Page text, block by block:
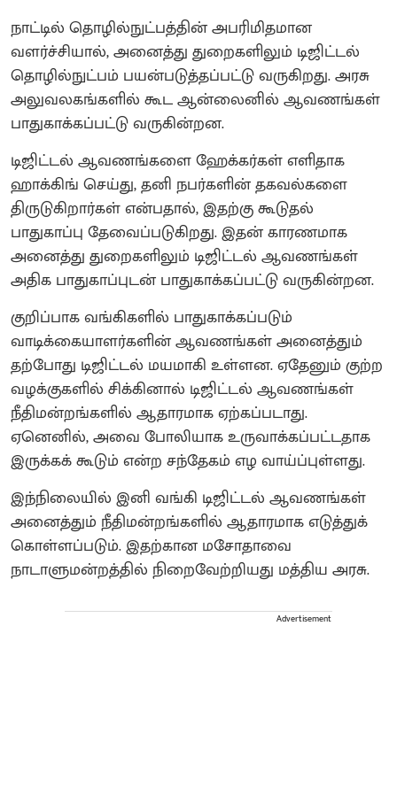
நாட்டில் தொழில்நுட்பத்தின் அபரிமிதமான
வளர்ச்சியால், அனைத்து துறைகளிலும் டிஜிட்டல்
தொழில்நுட்பம் பயன்படுத்தப்பட்டு வருகிறது. அரசு
அலுவலகங்களில் கூட ஆன்லைனில் ஆவணங்கள்
பாதுகாக்கப்பட்டு வருகின்றன.
டிஜிட்டல் ஆவணங்களை ஹேக்கர்கள் எளிதாக
ஹாக்கிங் செய்து, தனி நபர்களின் தகவல்களை
திருடுகிறார்கள் என்பதால், இதற்கு கூடுதல்
பாதுகாப்பு தேவைப்படுகிறது. இதன் காரணமாக
அனைத்து துறைகளிலும் டிஜிட்டல் ஆவணங்கள்
அதிக பாதுகாப்புடன் பாதுகாக்கப்பட்டு வருகின்றன.
குறிப்பாக வங்கிகளில் பாதுகாக்கப்படும்
வாடிக்கையாளர்களின் ஆவணங்கள் அனைத்தும்
தற்போது டிஜிட்டல் மயமாகி உள்ளன. ஏதேனும் குற்ற
வழக்குகளில் சிக்கினால் டிஜிட்டல் ஆவணங்கள்
நீதிமன்றங்களில் ஆதாரமாக ஏற்கப்படாது.
ஏனெனில், அவை போலியாக உருவாக்கப்பட்டதாக
இருக்கக் கூடும் என்ற சந்தேகம் எழ வாய்ப்புள்ளது.
இந்நிலையில் இனி வங்கி டிஜிட்டல் ஆவணங்கள்
அனைத்தும் நீதிமன்றங்களில் ஆதாரமாக எடுத்துக்
கொள்ளப்படும். இதற்கான மசோதாவை
நாடாளுமன்றத்தில் நிறைவேற்றியது மத்திய அரசு.
Advertisement